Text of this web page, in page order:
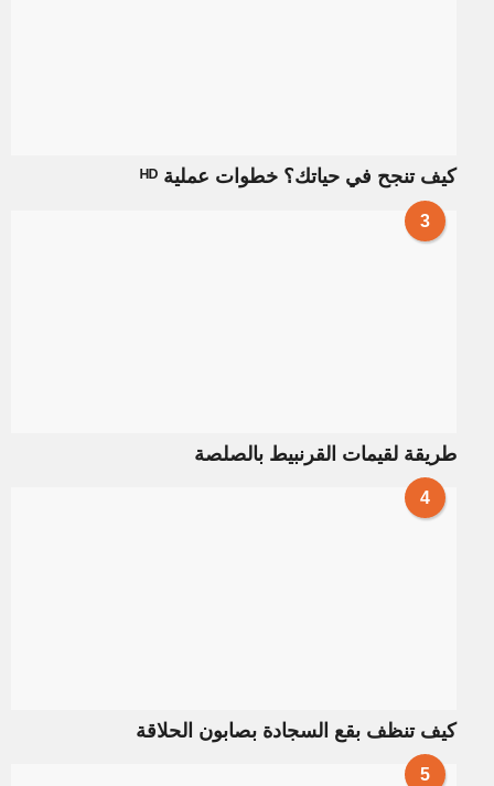
كيف تنجح في حياتك؟ خطوات عملية ᴴᴰ
3
طريقة لقيمات القرنبيط بالصلصة
4
كيف تنظف بقع السجادة بصابون الحلاقة
5